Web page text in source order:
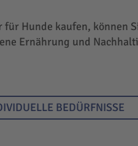
Hunde kaufen, können
Ernährung und
BEDÜRFNISSE